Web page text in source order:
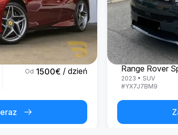
Od 1500€ / dzień
Land Rover
Range Rover
2023 • SUV
#YX7J7BM9